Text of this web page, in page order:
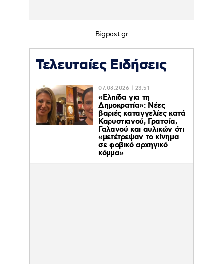
Bigpost.gr
Τελευταίες Ειδήσεις
07.08.2026 | 23:51
«Ελπίδα για τη
Δημοκρατία»: Νέες
βαριές καταγγελίες κατά
Καρυστιανού, Γρατσία,
Γαλανού και αυλικών ότι
«μετέτρεψαν το κίνημα
σε φοβικό αρχηγικό
κόμμα»